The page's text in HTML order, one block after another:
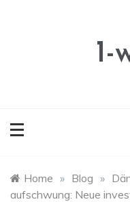
1-
Home » Blog »
aufschwung: Neue